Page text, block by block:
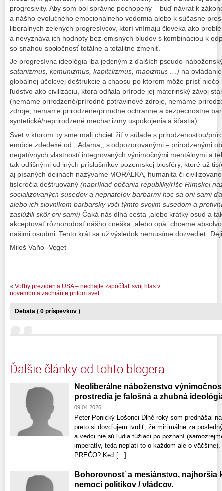
progresivity. Aby som bol správne pochopený – buď návrat k
a nášho evolučného emocionálneho vedomia alebo k súčasne
liberálnych zelených progresívcov, ktorí vnímajú človeka ako
a nevyznáva ich hodnoty bez-emisných bludov s kombináciou k
so snahou spoločnosť totálne a totalitne zmeniť.
Je progresívna ideológia iba jedeným z ďalších pseudo-
satanizmus, komunizmus, kapitalizmus, maoizmus …) na
globálnej účelovej deštrukcie a chaosu po ktorom môže prísť niečo
ľudstvo ako civilizáciu, ktorá odňala prírode jej materinský závoj
(nemáme prirodzené/prírodné potravinové zdroje, nemáme
zdroje, nemáme prirodzené/prírodné ochranné a bezpečnostné
syntetické/neprirodzené mechanizmy uspokojenia a šťastia).
Svet v ktorom by sme mali chcieť žiť v súlade s prirodzenosťou/
emócie zdedené od ,,Adama,, s odpozorovanými – prirodzenými
negatívnych vlastností integrovaných výnimočnými mentálnymi a
tak odlišnými od iných príslušníkov pozemskej biosféry, ktoré už
aj písaných dejinách nazývame MORÁLKA, humanita či
tisícročia deštruovaný (napríklad občania republiky/ríše Rímskej
socializovaných susedov a nepriateľov barbarmi hoc sa oni sami
alebo ich slovníkom barbarsky voči týmto svojim susedom a
zaslúžili skôr oni sami) Čaká nás dlhá cesta ,alebo krátky osud a
akceptovať rôznorodosť nášho dneška ,alebo opäť chceme
našimi osudmi. Tento krát sa už výsledok nemusíme dozvedieť.
Miloš Vaňo -Veget
« Voľby prezidenta USA – nechajte započítať svoj hlas v
novembri a zachráňte pritom svet
Debata ( 0 príspevkov )
Ďalšie články od tohto blogera
Neoliberálne náboženstvo
prostredia je falošná a zhubná
09.04.2026
Peter Ponický Lošonci Dlhé roky som prednášal
preto si dovoľujem tvrdiť, že minimálne za
a vedci nie sú ľudia túžiaci po poznaní
imperatív, teda neplatí to o každom ale o
PREČO? Keď [...]
Bohorovnosť a mesiánstvo, najhoršia
nemocí politikov / vládcov.